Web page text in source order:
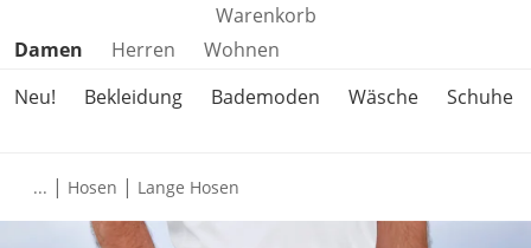
Warenkorb
Produktkategorien überspringen
Damen Herren
Wohnen
Neu!
Bekleidung Bademoden Wäsche Schuhe
... | Hosen | Lange Hosen